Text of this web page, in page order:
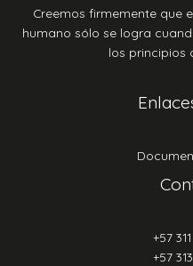
Creemos firmemente que
humano sólo se logra
los principios
+57
+57